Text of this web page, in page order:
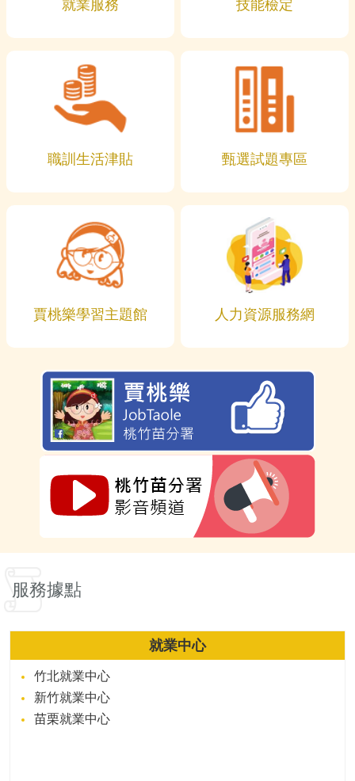
就業服務 技能檢定
職訓生活津貼 甄選試題專區
賈桃樂學習主題館 人力資源服務網
服務據點
就業中心
竹北就業中心
新竹就業中心
苗栗就業中心